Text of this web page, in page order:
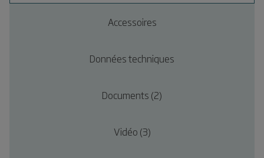
Accessoires
Données techniques
Documents (2)
Vidéo (3)